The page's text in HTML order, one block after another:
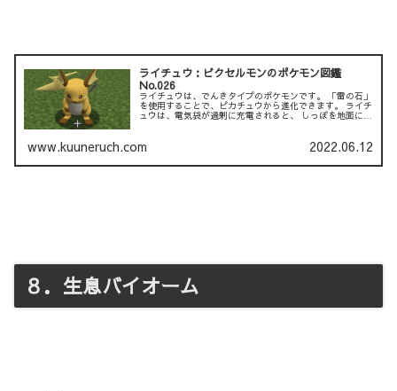
ライチュウ：ピクセルモンのポケモン図鑑
No.026
ライチュウは、でんきタイプのポケモンです。 「雷の石」
を使用することで、ピカチュウから進化できます。 ライチ
ュウは、電気袋が過剰に充電されると、 しっぽを地面に植
www.kuuneruch.com 2022.06.12
８．生息バイオーム